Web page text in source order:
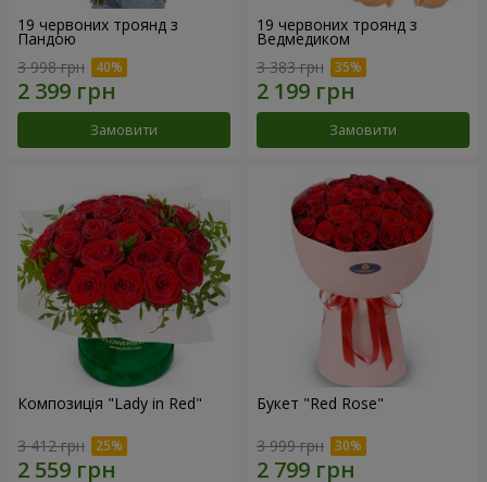
19 червоних троянд з
Пандою
3 998 грн
Замовити
19 червоних троянд з
Ведмедиком
3 383 грн
Замовити
Композиція "Lady in Red"
3 412 грн
Букет "Red Rose"
3 999 грн